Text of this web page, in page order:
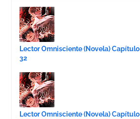
Lector Omnisciente (Novela) Capítulo
32
Lector Omnisciente (Novela) Capítulo